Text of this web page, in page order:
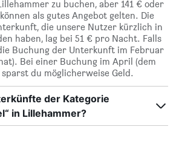
zu buchen, aber 141 € oder
als gutes Angebot gelten. Die
die unsere Nutzer kürzlich in
haben, lag bei 51 € pro Nacht. Falls
Buchung der Unterkunft im Februar
Bei einer Buchung im April (dem
du möglicherweise Geld.
der Kategorie
in Lillehammer?